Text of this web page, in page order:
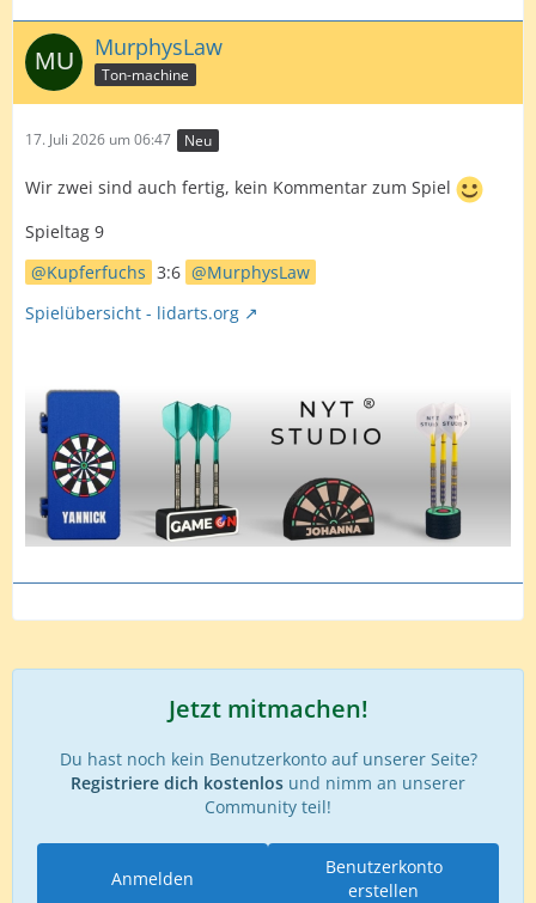
MurphysLaw
Ton-machine
17. Juli 2026 um 06:47 Neu
Wir zwei sind auch fertig, kein Kommentar zum Spiel
Spieltag 9
Kupferfuchs 3:6
MurphysLaw
Spielübersicht - lidarts.org
Jetzt mitmachen!
Du hast noch kein Benutzerkonto auf unserer Seite?
Registriere dich kostenlos und nimm an unserer
Community teil!
Benutzerkonto
erstellen
Anmelden